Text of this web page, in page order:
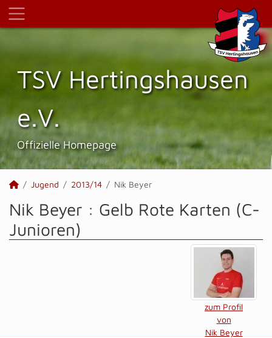
TSV Hertings­hausen
e.V.
Offizielle Homepage
Jugend 2013/14 Nik Beyer
Nik Beyer : Gelb Rote Karten (C-
Junioren)
zum Profil
von
Nik Beyer